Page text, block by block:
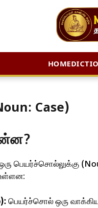
HOME
Case)
பெயர்ச்சொல்லுக்கு
பெயர்ச்சொல் ஒரு